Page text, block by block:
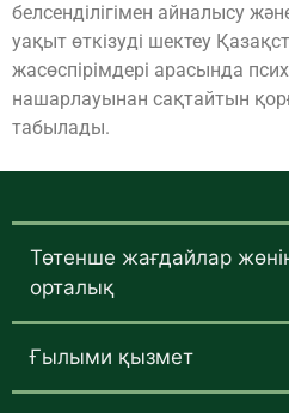
белсенділігімен айналысу
уақыт өткізуді шектеу
жасөспірімдері арасында
нашарлауынан сақтайтын
табылады.
Төтенше жағдайлар
орталық
Ғылыми қызмет